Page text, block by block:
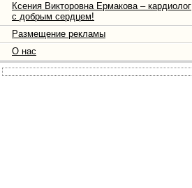
Ксения Викторовна Ермакова – кардиолог
с добрым сердцем!
Размещение рекламы
О нас